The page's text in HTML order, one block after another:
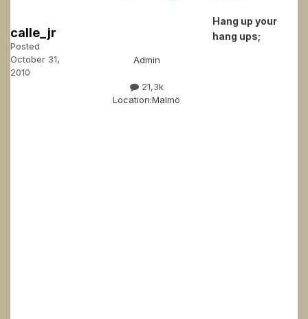
calle_jr
Posted
October 31,
2010
Admin
21,3k
Location:Malmö
Hang up your
hang ups;